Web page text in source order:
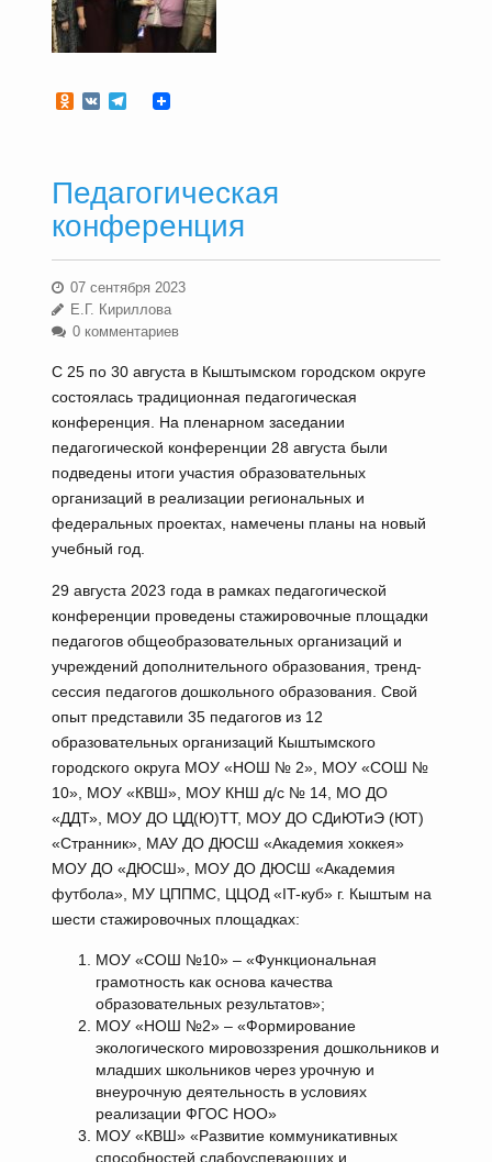
Odnoklassniki
VKTelegram
Педагогическая
конференция
07 сентября 2023
Е.Г. Кириллова
0 комментариев
С 25 по 30 августа в Кыштымском городском округе
состоялась традиционная педагогическая
конференция. На пленарном заседании
педагогической конференции 28 августа были
подведены итоги участия образовательных
организаций в реализации региональных и
федеральных проектах, намечены планы на новый
учебный год.
29 августа 2023 года в рамках педагогической
конференции проведены стажировочные площадки
педагогов общеобразовательных организаций и
учреждений дополнительного образования, тренд-
сессия педагогов дошкольного образования. Свой
опыт представили 35 педагогов из 12
образовательных организаций Кыштымского
городского округа МОУ «НОШ № 2», МОУ «СОШ №
10», МОУ «КВШ», МОУ КНШ д/с № 14, МО ДО
«ДДТ», МОУ ДО ЦД(Ю)ТТ, МОУ ДО СДиЮТиЭ (ЮТ)
«Странник», МАУ ДО ДЮСШ «Академия хоккея»
МОУ ДО «ДЮСШ», МОУ ДО ДЮСШ «Академия
футбола», МУ ЦППМС, ЦЦОД «IT-куб» г. Кыштым на
шести стажировочных площадках:
МОУ «СОШ №10» – «Функциональная
грамотность как основа качества
образовательных результатов»;
МОУ «НОШ №2» – «Формирование
экологического мировоззрения дошкольников и
младших школьников через урочную и
внеурочную деятельность в условиях
реализации ФГОС НОО»
МОУ «КВШ» «Развитие коммуникативных
способностей слабоуспевающих и